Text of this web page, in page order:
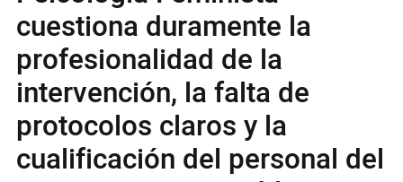
cuestiona duramente la
profesionalidad de la
intervención, la falta de
protocolos claros y la
cualificación del personal del